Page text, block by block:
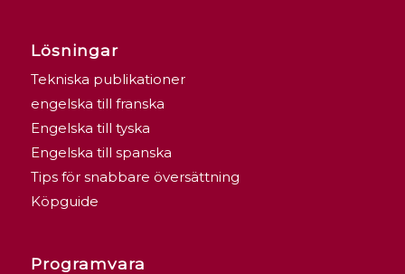
Lösningar
Tekniska publikationer
engelska till franska
Engelska till tyska
Engelska till spanska
Tips för snabbare översättning
Köpguide
Programvara